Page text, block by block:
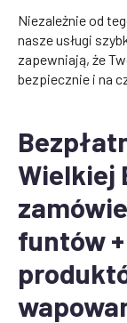
Niezależnie od
nasze usługi
zapewniają, że
bezpiecznie i na
Wielkiej
funtów